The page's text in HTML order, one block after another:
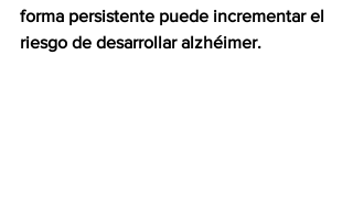
forma persistente puede incrementar el
riesgo de desarrollar alzhéimer.